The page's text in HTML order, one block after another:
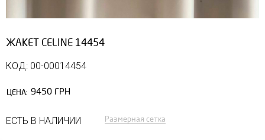
ЖАКЕТ CELINE 14454
КОД: 00-00014454
ЦЕНА: 9450 ГРН
ЕСТЬ В НАЛИЧИИ Размерная сетка